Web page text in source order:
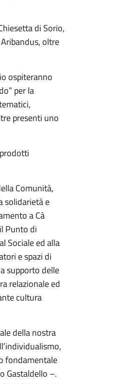
di Sorio,
oltre
ospiteranno
per la
presenti uno
Comunità,
solidarietà e
a Cà
Punto di
Sociale ed alla
e spazi di
supporto delle
relazionale ed
cultura
della nostra
fondamentale
Gastaldello –.